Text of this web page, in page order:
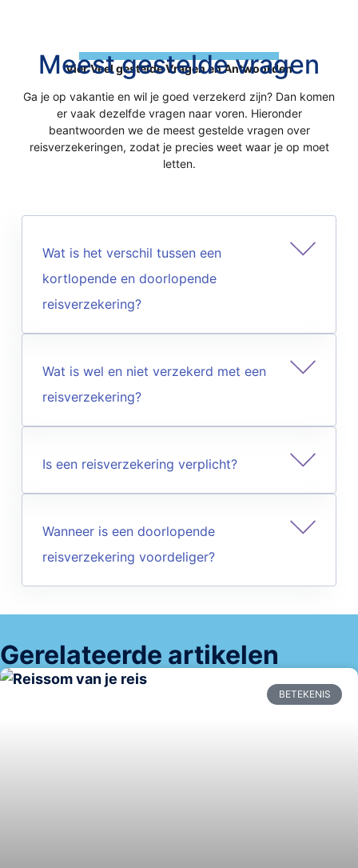
Meest gestelde vragen
Vier Veel gestelde Vragen en Antwoorden
Ga je op vakantie en wil je goed verzekerd zijn? Dan komen
er vaak dezelfde vragen naar voren. Hieronder
beantwoorden we de meest gestelde vragen over
reisverzekeringen, zodat je precies weet waar je op moet
letten.
Wat is het verschil tussen een
kortlopende en doorlopende
reisverzekering?
Wat is wel en niet verzekerd met een
reisverzekering?
Is een reisverzekering verplicht?
Wanneer is een doorlopende
reisverzekering voordeliger?
Gerelateerde artikelen
BETEKENIS